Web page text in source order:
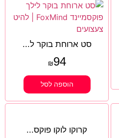
סט ארוחת בוקר ל...
₪94
הוספה לסל
קרוקו לוקו פוקס...